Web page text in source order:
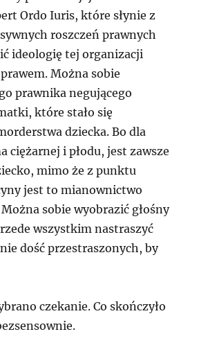
Ordo Iuris, które słynie z
roszczeń prawnych
ideologię tej organizacji
Można sobie
prawnika negującego
które stało się
dziecka. Bo dla
ciężarnej i płodu, jest zawsze
mimo że z punktu
jest to mianownictwo
sobie wyobrazić głośny
wszystkim nastraszyć
dość przestraszonych, by
czekanie. Co skończyło